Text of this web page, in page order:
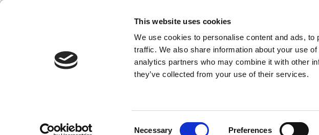
This website uses cookies
We use cookies to personalise content and ads,
traffic. We also share information about your use
analytics partners who may combine it with other
they’ve collected from your use of their services.
Necessary Preferences
- Køkkenudstyr til professionelle og entusiaster
Køkkenredskaber Gryder & Pander Grill